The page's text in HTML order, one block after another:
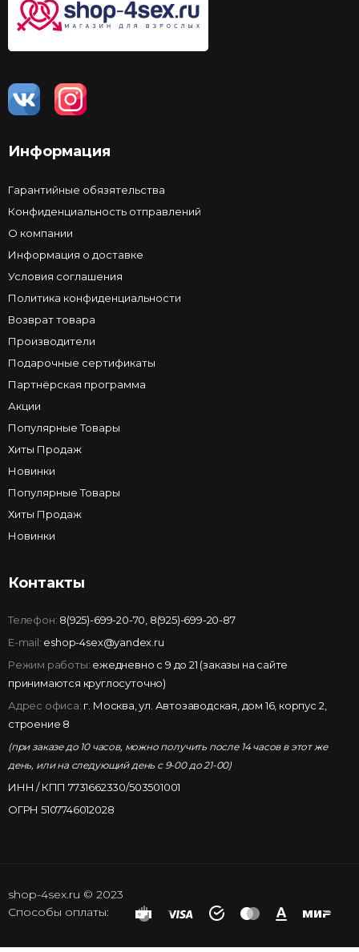
Информация
Гарантийные обязятельства
Конфиденциальность отправлений
О компании
Информация о доставке
Условия соглашения
Политика конфиденциальности
Возврат товара
Производители
Подарочные сертификаты
Партнёрская программа
Акции
Популярные Товары
Хиты Продаж
Новинки
Популярные Товары
Хиты Продаж
Новинки
Контакты
Телефон: 8(925)-699-20-70 8(925)-699-20-87
E-mail: eshop-4sex@yandex.ru
Режим работы: ежедневно с 9 до 21 (заказы на сайте
принимаются круглосуточно)
Адрес офиса: г. Москва, ул. Автозаводская, дом 16, корпус 2,
строение 8
(при заказе до 10 часов, можно получить после 14 часов в этот же
день, или на следующий день с 9-00 до 21-00)
ИНН / КПП 7731662330/503501001
ОГРН 5107746012028
shop-4sex.ru © 2023
Способы оплаты: